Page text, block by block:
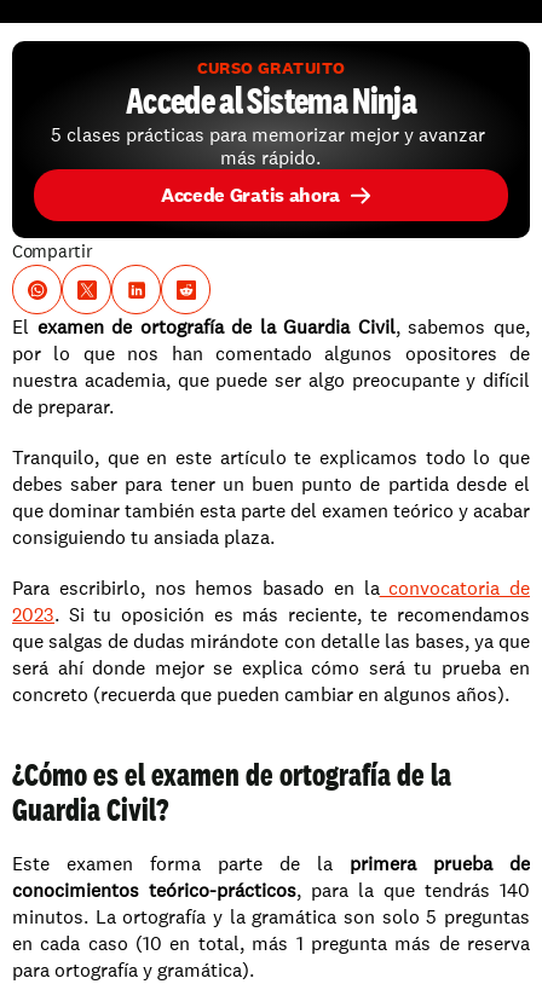
CURSO GRATUITO
Accede al Sistema Ninja
5 clases prácticas para memorizar mejor y avanzar
más rápido.
Accede Gratis ahora
Compartir
El examen de ortografía de la Guardia Civil, sabemos que,
por lo que nos han comentado algunos opositores de
nuestra academia, que puede ser algo preocupante y difícil
de preparar.
Tranquilo, que en este artículo te explicamos todo lo que
debes saber para tener un buen punto de partida desde el
que dominar también esta parte del examen teórico y acabar
consiguiendo tu ansiada plaza.
Para escribirlo, nos hemos basado en la convocatoria de
2023. Si tu oposición es más reciente, te recomendamos
que salgas de dudas mirándote con detalle las bases, ya que
será ahí donde mejor se explica cómo será tu prueba en
concreto (recuerda que pueden cambiar en algunos años).
¿Cómo es el examen de ortografía de la
Guardia Civil?
Este examen forma parte de la primera prueba de
conocimientos teórico-prácticos, para la que tendrás 140
minutos. La ortografía y la gramática son solo 5 preguntas
en cada caso (10 en total, más 1 pregunta más de reserva
para ortografía y gramática).